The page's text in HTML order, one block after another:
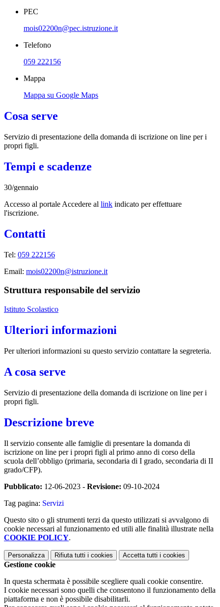
PEC
mois02200n@pec.istruzione.it
Telefono
059 222156
Mappa
Mappa su Google Maps
Cosa serve
Servizio di presentazione della domanda di iscrizione on line per i
propri figli.
Tempi e scadenze
30/gennaio
Accesso al portale Accedere al link indicato per effettuare
l'iscrizione.
Contatti
Tel: 059 222156
Email: mois02200n@istruzione.it
Struttura responsabile del servizio
Istituto Scolastico
Ulteriori informazioni
Per ulteriori informazioni su questo servizio contattare la segreteria.
A cosa serve
Servizio di presentazione della domanda di iscrizione on line per i
propri figli.
Descrizione breve
Il servizio consente alle famiglie di presentare la domanda di
iscrizione on line per i propri figli al primo anno di corso della
scuola dell’obbligo (primaria, secondaria di I grado, secondaria di II
grado/CFP).
Pubblicato: 12-06-2023 - Revisione: 09-10-2024
Tag pagina: Servizi
Questo sito o gli strumenti terzi da questo utilizzati si avvalgono di
cookie necessari al funzionamento ed utili alle finalità illustrate nella
COOKIE POLICY.
Personalizza Rifiuta tutti i cookies Accetta tutti i cookies
Gestione cookie
In questa schermata è possibile scegliere quali cookie consentire.
I cookie necessari sono quelli che consentono il funzionamento della
piattaforma e non è possibile disabilitarli.